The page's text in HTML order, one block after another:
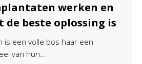
werken en
de beste oplossing is
is een volle bos haar een
van hun...